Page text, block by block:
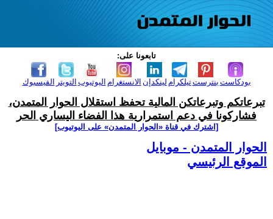
تابعونا على:
الفيسبوك التويتر اليوتيوب الانستغرام لينكدإن تيلكرامبنترست بودكاست
تبرعاتكم وتبرعاتكن المالية تحفظ استقلال الحوار المتمدن،
فشاركونا في دعم استمرارية هذا الفضاء اليساري الحر
[اشترك في قناة ‫«الحوار المتمدن» على اليوتيوب]
الحوار المتمدن - موبايل
الموقع الرئيسي